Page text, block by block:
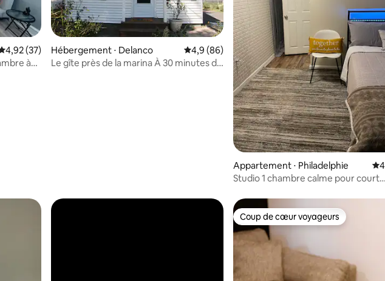
moyenne sur la base de 37 commentaires : 4,92 sur 5
4,92 (37)
à
Hébergement ⋅ Delanco Évaluation moyenne sur la base de 86
4,9 (86)
Le gîte près de la marina À 30 minutes de
Appartement ⋅ Philadelphie
Studio 1 chambre calme pour court
Coup de cœur voyageurs
Coup de cœur voyageurs